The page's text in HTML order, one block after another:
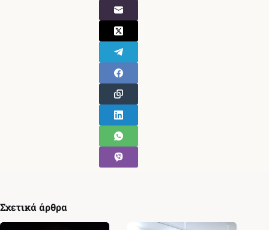
Σχετικά άρθρα